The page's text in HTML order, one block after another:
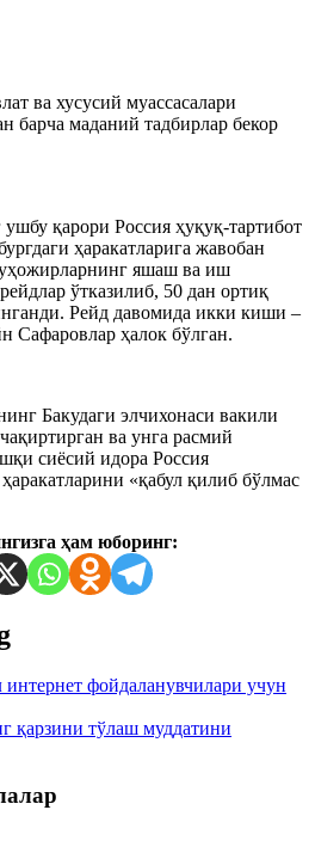
ва хусусий муассасалари
барча маданий тадбирлар бекор
қарори Россия ҳуқуқ-тартибот
ҳаракатларига жавобан
яшаш ва иш
ўтказилиб, 50 дан ортиқ
Рейд давомида икки киши –
Сафаровлар ҳалок бўлган.
Бакудаги элчихонаси вакили
ва унга расмий
сиёсий идора Россия
«қабул қилиб бўлмас
ҳам юборинг:
фойдаланувчилари учун
қарзини тўлаш муддатини